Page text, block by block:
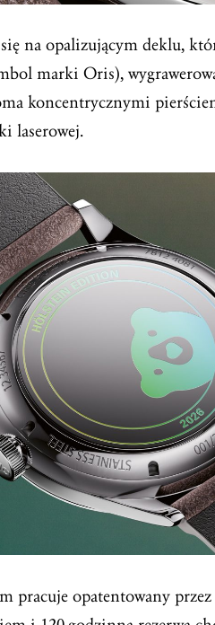
na opalizującym deklu,
marki Oris),
koncentrycznymi
laserowej.
pracuje opatentowany